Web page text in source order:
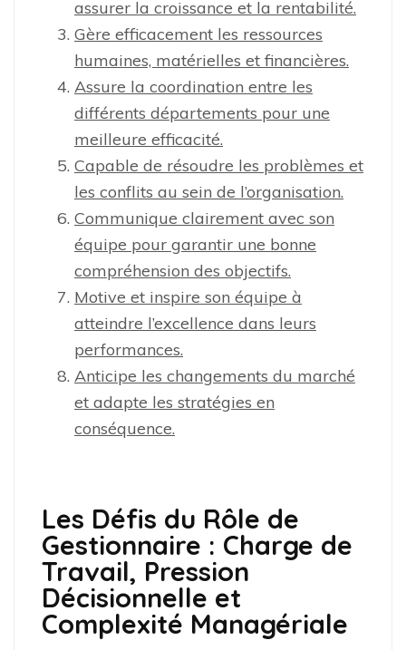
assurer la croissance et la rentabilité.
Gère efficacement les ressources
humaines, matérielles et financières.
Assure la coordination entre les
différents départements pour une
meilleure efficacité.
Capable de résoudre les problèmes et
les conflits au sein de l’organisation.
Communique clairement avec son
équipe pour garantir une bonne
compréhension des objectifs.
Motive et inspire son équipe à
atteindre l’excellence dans leurs
performances.
Anticipe les changements du marché
et adapte les stratégies en
conséquence.
Les Défis du Rôle de
Gestionnaire : Charge de
Travail, Pression
Décisionnelle et
Complexité Managériale